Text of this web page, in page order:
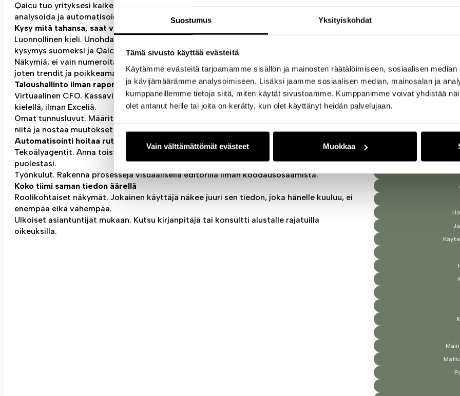
Suostumus Yksityiskohdat
Tämä sivusto käyttää evästeitä
Käytämme evästeitä tarjoamamme sisällön ja mainosten räätälöimiseen, sosiaalisen
ja kävijämäärämme analysoimiseen. Lisäksi jaamme sosiaalisen median, mainosalan ja
kumppaneillemme tietoja siitä, miten käytät sivustoamme. Kumppanimme voivat yhdistää
olet antanut heille tai joita on kerätty, kun olet käyttänyt heidän palvelujaan.
Vain välttämättömät evästeet Muokkaa
Qaicu tuo yrityksesi kaiken tiedon yhteen paikkaan ja tekee siitä mahdollista kysyä,
analysoida ja automatisoida tavalla, joka aiemmin vaati kokonaisen tiimin.
Kysy mitä tahansa, saat vastauksen heti
Luonnollinen kieli. Unohda raporttipohjat ja monimutkaiset suodattimet. Kirjoita
kysymys suomeksi ja Qaicu hakee vastauksen suoraan yrityksesi datasta.
Näkymiä, ei vain numeroita. Qaicu tuottaa dynaamiset visualisoinnit automaattisesti,
joten trendit ja poikkeamat erottuvat yhdellä silmäyksellä.
Taloushallinto ilman raportointituskaa
Virtuaalinen CFO. Kassavirta, tulos, kustannusrakenne ja myynnin kehitys luonnollisella
kielellä, ilman Exceliä.
Omat tunnusluvut. Määrittele juuri ne mittarit, jotka ovat sinulle tärkeitä. Qaicu seuraa
niitä ja nostaa muutokset esiin automaattisesti.
Automatisointi hoitaa rutiinityon
Tekoälyagentit. Anna toistuva työ agenteille. Ne kokoavat, analysoivat ja raportoivat
puolestasi.
Työnkulut. Rakenna prosesseja visuaalisella editorilla ilman koodausosaamista.
Koko tiimi saman tiedon äärellä
Roolikohtaiset näkymät. Jokainen käyttäjä näkee juuri sen tiedon, joka hänelle kuuluu, ei
enempää eikä vähempää.
Ulkoiset asiantuntijat mukaan. Kutsu kirjanpitäjä tai konsultti alustalle rajatuilla
oikeuksilla.
Ostolaskut